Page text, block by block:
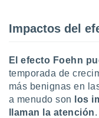
crear un
uso de
la
contenido
Impactos del
El efecto Foehn
temporada de
más benignas en
a menudo son
los
llaman la atención.